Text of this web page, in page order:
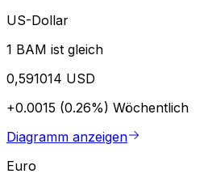
US-Dollar
1 BAM ist gleich
0,591014 USD
+0.0015 (0.26%) Wöchentlich
Diagramm anzeigen
Euro